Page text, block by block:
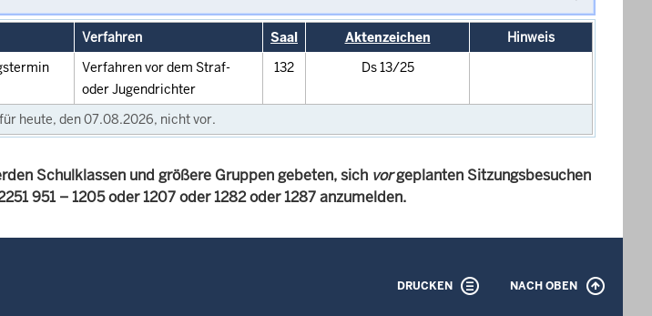
Verfahren Saal Aktenzeichen
Hinweis
Verfahren vor dem Straf-
oder Jugendrichter
132 Ds 13/25
heute, den 07.08.2026, nicht vor.
Schulklassen und größere Gruppen gebeten, sich vorgeplanten Sitzungsbesuchen
951 – 1205 oder 1207 oder 1282 oder 1287 anzumelden.
DRUCKEN NACH OBEN